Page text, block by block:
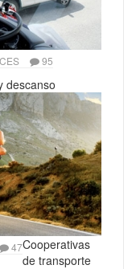
95
descanso
47Cooperativas
de transporte